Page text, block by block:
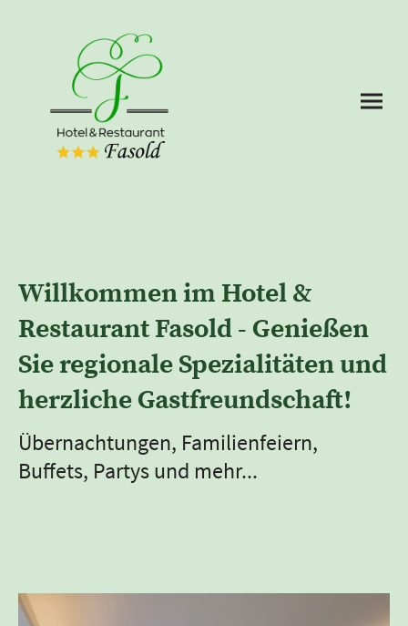
Willkommen im Hotel &
Restaurant Fasold - Genießen
Sie regionale Spezialitäten und
herzliche Gastfreundschaft!
Übernachtungen, Familienfeiern,
Buffets, Partys und mehr...